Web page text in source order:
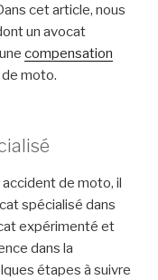
cet article, nous
un avocat
compensation
moto.
de moto, il
spécialisé dans
expérimenté et
dans la
étapes à suivre